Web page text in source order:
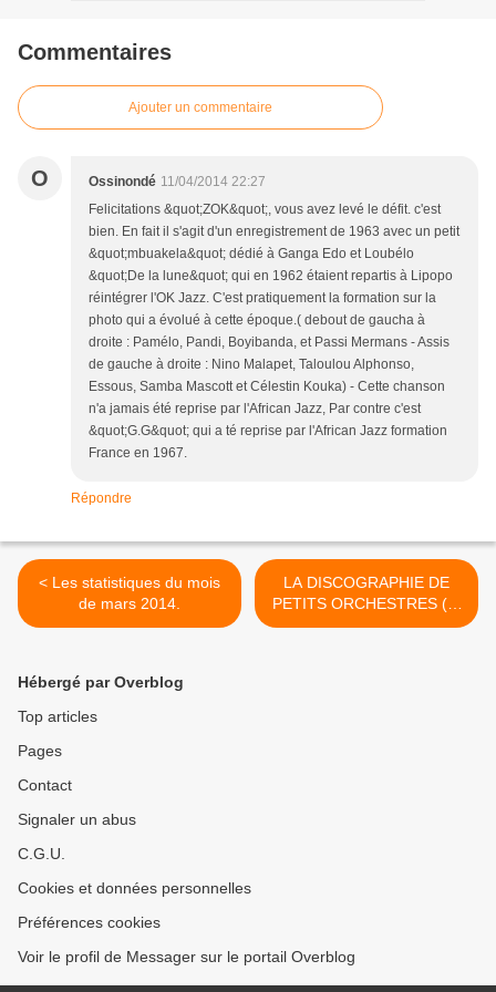
Commentaires
Ajouter un commentaire
O Ossinondé 11/04/2014 22:27
Felicitations &quot;ZOK&quot;, vous avez levé le défit. c'est
bien. En fait il s'agit d'un enregistrement de 1963 avec un petit
&quot;mbuakela&quot; dédié à Ganga Edo et Loubélo
&quot;De la lune&quot; qui en 1962 étaient repartis à Lipopo
réintégrer l'OK Jazz. C'est pratiquement la formation sur la
photo qui a évolué à cette époque.( debout de gaucha à
droite : Pamélo, Pandi, Boyibanda, et Passi Mermans - Assis
de gauche à droite : Nino Malapet, Taloulou Alphonso,
Essous, Samba Mascott et Célestin Kouka) - Cette chanson
n'a jamais été reprise par l'African Jazz, Par contre c'est
&quot;G.G&quot; qui a té reprise par l'African Jazz formation
France en 1967.
Répondre
< Les statistiques du mois
de mars 2014.
LA DISCOGRAPHIE DE
PETITS ORCHESTRES (1)
>
Hébergé par Overblog
Top articles
Pages
Contact
Signaler un abus
C.G.U.
Cookies et données personnelles
Préférences cookies
Voir le profil de Messager sur le portail Overblog